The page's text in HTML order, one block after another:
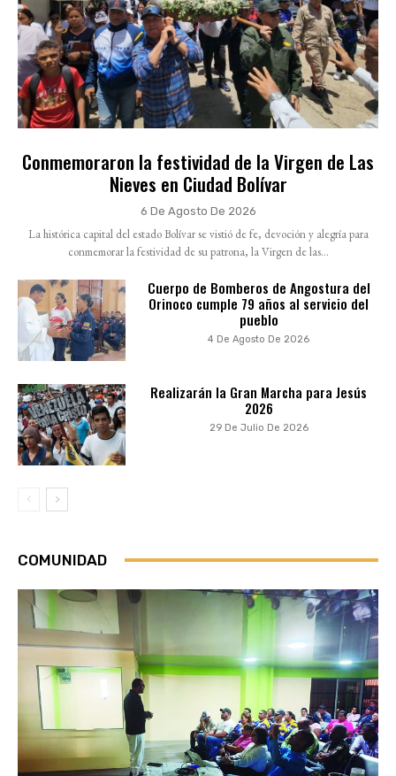
Conmemoraron la festividad de la Virgen de Las
Nieves en Ciudad Bolívar
6 De Agosto De 2026
La histórica capital del estado Bolívar se vistió de fe, devoción y alegría para
conmemorar la festividad de su patrona, la Virgen de las...
Cuerpo de Bomberos de Angostura del
Orinoco cumple 79 años al servicio del
pueblo
4 De Agosto De 2026
Realizarán la Gran Marcha para Jesús
2026
29 De Julio De 2026
COMUNIDAD